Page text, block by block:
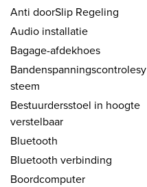
Anti doorSlip Regeling
Audio installatie
Bagage-afdekhoes
Bandenspanningscontrolesy
steem
Bestuurdersstoel in hoogte
verstelbaar
Bluetooth
Bluetooth verbinding
Boordcomputer